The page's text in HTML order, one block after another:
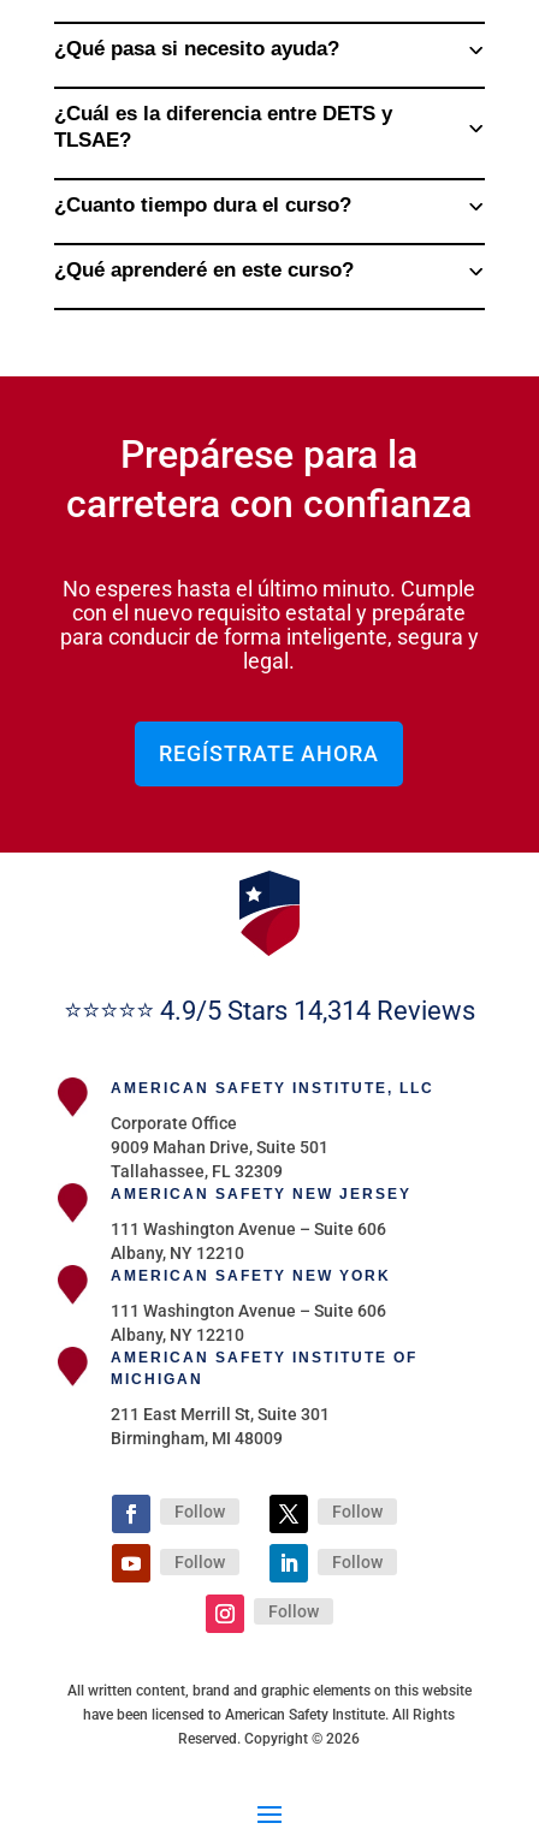
¿Qué pasa si necesito ayuda?
¿Cuál es la diferencia entre DETS y
TLSAE?
¿Cuanto tiempo dura el curso?
¿Qué aprenderé en este curso?
Prepárese para la
carretera con confianza
No esperes hasta el último minuto. Cumple
con el nuevo requisito estatal y prepárate
para conducir de forma inteligente, segura y
legal.
REGÍSTRATE AHORA
⭐⭐⭐⭐⭐ 4.9/5 Stars 14,314 Reviews
AMERICAN SAFETY INSTITUTE, LLC
Corporate Office
9009 Mahan Drive, Suite 501
Tallahassee, FL 32309
AMERICAN SAFETY NEW JERSEY
111 Washington Avenue – Suite 606
Albany, NY 12210
AMERICAN SAFETY NEW YORK
111 Washington Avenue – Suite 606
Albany, NY 12210
AMERICAN SAFETY INSTITUTE OF
MICHIGAN
211 East Merrill St, Suite 301
Birmingham, MI 48009
Follow Follow
Follow Follow
Follow
All written content, brand and graphic elements on this website
have been licensed to American Safety Institute. All Rights
Reserved. Copyright © 2026